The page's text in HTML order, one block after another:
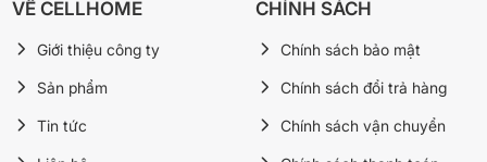
Mua sỉ có giá riêng không?
Có — đơn từ 3 chiếc gọi 0849.888.883.
VỀ CELLHOME
Giới thiệu công ty
Sản phẩm
Tin tức
CHÍNH SÁCH
Chính sách bảo mật
Chính sách đổi trả hàng
Chính sách vận chuyển